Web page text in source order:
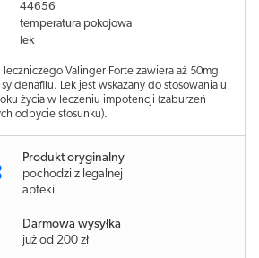
44656
temperatura pokojowa
lek
Valinger Forte zawiera aż 50mg
Lek jest wskazany do stosowania u
życia w leczeniu impotencji (zaburzeń
odbycie stosunku).
Produkt oryginalny
pochodzi z legalnej
apteki
Darmowa wysyłka
już od 200 zł